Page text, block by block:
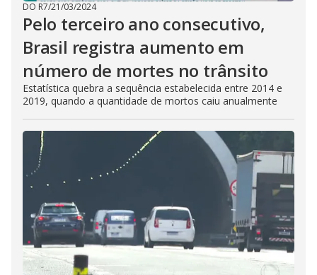
DO R7/21/03/2024
Pelo terceiro ano consecutivo,
Brasil registra aumento em
número de mortes no trânsito
Estatística quebra a sequência estabelecida entre 2014 e
2019, quando a quantidade de mortos caiu anualmente